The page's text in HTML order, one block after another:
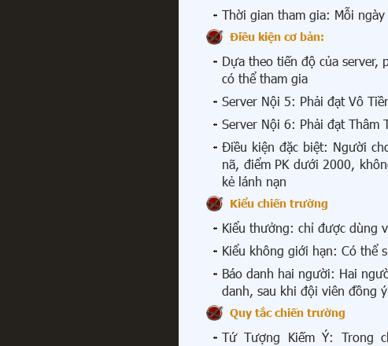
Thời gian tham gia: Mỗi
Điều kiện cơ bản:
Dựa theo tiến độ của server,
có thể tham gia
Server Nội 5: Phải đạt Vô
Server Nội 6: Phải đạt Thâm
Điều kiện đặc biệt: Người
nã, điểm PK dưới 2000,
kẻ lánh nạn
Kiểu chiến trường
Kiểu thưởng: chỉ được dùng
Kiểu không giới hạn: Có thể
Báo danh hai người: Hai
danh, sau khi đội viên đồng
Quy tắc chiến trường
Tứ Tượng Kiếm Ý: Trong